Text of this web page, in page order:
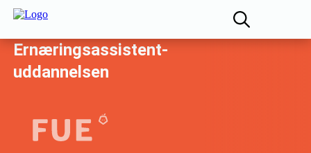
Ernæringsassistent-
uddannelsen